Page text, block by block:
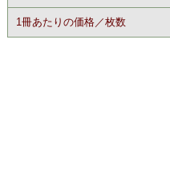
1冊あたりの価格／枚数